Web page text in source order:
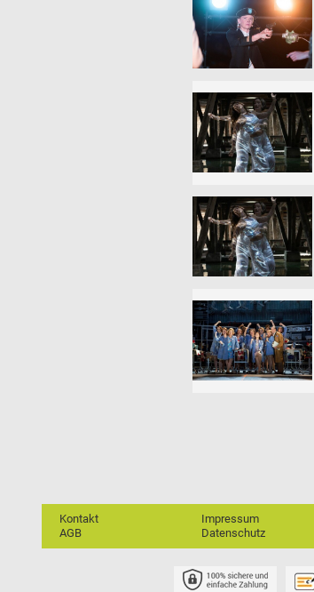
Kontakt
AGB
Impressum
Datenschutz